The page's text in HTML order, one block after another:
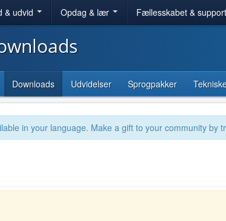
& udvid Opdag & lær Fællesskabet & support
Downloads Udvidelser Sprogpakker
in your language. Make a gift to your community by